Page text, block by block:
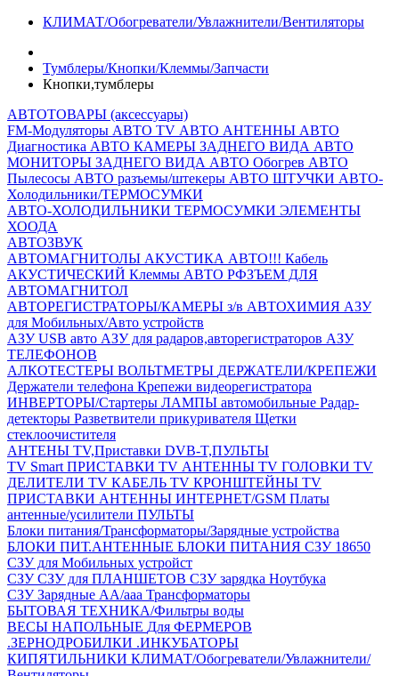
КЛИМАТ/Обогреватели/Увлажнители/Вентиляторы
Тумблеры/Кнопки/Клеммы/Запчасти
Кнопки,тумблеры
АВТОТОВАРЫ (аксессуары)
FM-Модуляторы АВТО TV АВТО АНТЕННЫ АВТО
Диагностика АВТО КАМЕРЫ ЗАДНЕГО ВИДА АВТО
МОНИТОРЫ ЗАДНЕГО ВИДА АВТО Обогрев АВТО
Пылесосы АВТО разъемы/штекеры АВТО ШТУЧКИ АВТО-
Холодильники/ТЕРМОСУМКИ
АВТО-ХОЛОДИЛЬНИКИ ТЕРМОСУМКИ ЭЛЕМЕНТЫ
ХООДА
АВТОЗВУК
АВТОМАГНИТОЛЫ АКУСТИКА АВТО!!! Кабель
АКУСТИЧЕСКИЙ Клеммы АВТО РФЗЪЕМ ДЛЯ
АВТОМАГНИТОЛ
АВТОРЕГИСТРАТОРЫ/КАМЕРЫ з/в АВТОХИМИЯ АЗУ
для Мобильных/Авто устройств
АЗУ USB авто АЗУ для радаров,авторегистраторов АЗУ
ТЕЛЕФОНОВ
АЛКОТЕСТЕРЫ ВОЛЬТМЕТРЫ ДЕРЖАТЕЛИ/КРЕПЕЖИ
Держатели телефона Крепежи видеорегистратора
ИНВЕРТОРЫ/Стартеры ЛАМПЫ автомобильные Радар-
детекторы Разветвители прикуривателя Щетки
стеклоочистителя
АНТЕНЫ ТV,Приставки DVB-T,ПУЛЬТЫ
TV Smart ПРИСТАВКИ TV АНТЕННЫ TV ГОЛОВКИ TV
ДЕЛИТЕЛИ TV КАБЕЛЬ TV КРОНШТЕЙНЫ TV
ПРИСТАВКИ АНТЕННЫ ИНТЕРНЕТ/GSM Платы
антенные/усилители ПУЛЬТЫ
Блоки питания/Трансформаторы/Зарядные устройства
БЛОКИ ПИТ.АНТЕННЫЕ БЛОКИ ПИТАНИЯ СЗУ 18650
СЗУ для Мобильных устройст
СЗУСЗУ для ПЛАНШЕТОВ СЗУ зарядка Ноутбука
СЗУ Зарядные АА/ааа Трансформаторы
БЫТОВАЯ ТЕХНИКА/Фильтры воды
ВЕСЫ НАПОЛЬНЫЕ Для ФЕРМЕРОВ
.ЗЕРНОДРОБИЛКИ .ИНКУБАТОРЫ
КИПЯТИЛЬНИКИ КЛИМАТ/Обогреватели/Увлажнители/